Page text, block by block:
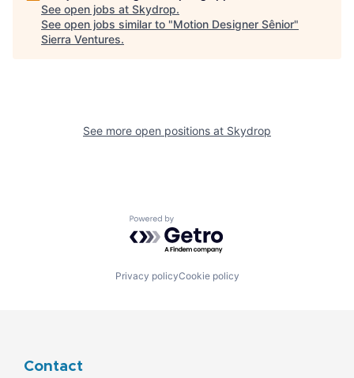
See open jobs at Skydrop.
See open jobs similar to "Motion Designer Sênior"
Sierra Ventures.
See more open positions at Skydrop
Powered by Getro.com
Privacy policyCookie policy
Contact